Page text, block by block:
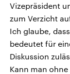
Vizepräsident
zum Verzicht
Ich glaube,
bedeutet für
Diskussion
Kann man